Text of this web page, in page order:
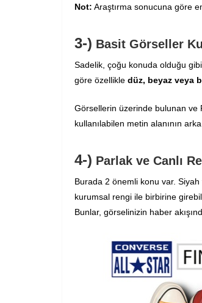
Not: Araştırma sonucuna göre
3-) Basit Görseller
Sadelik, çoğu konuda olduğu
göre özellikle düz, beyaz veya
Görsellerin üzerinde bulunan ve
kullanılabilen metin alanının
4-) Parlak ve Canlı
Burada 2 önemli konu var.
kurumsal rengi ile birbirine
Bunlar, görselinizin haber